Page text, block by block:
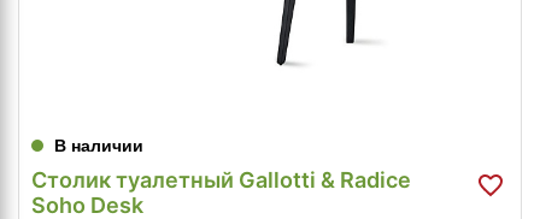
В наличии
Столик туалетный Gallotti & Radice
Soho Desk